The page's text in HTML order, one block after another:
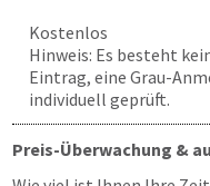
Kostenlos
Hinweis: Es besteht
Eintrag, eine Grau-
individuell geprüft.
Preis-Überwachung &